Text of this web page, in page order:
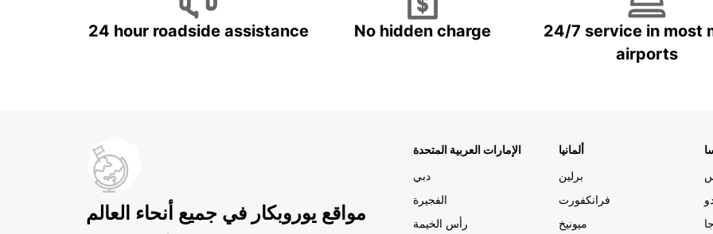
24 hour roadside assistance No hidden charge
24/7 service in most
airports
مواقع يوروبكار في جميع أنحاء العالم
الإمارات العربية المتحدة
دبي
الفجيرة
رأس الخيمة
ألمانيا
برلين
فرانكفورت
ميونيخ